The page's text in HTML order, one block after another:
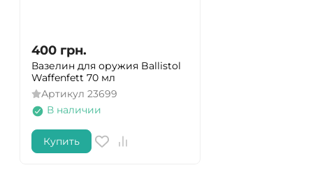
400 грн.
Вазелин для оружия Ballistol
Waffenfett 70 мл
Артикул 23699
В наличии
Купить